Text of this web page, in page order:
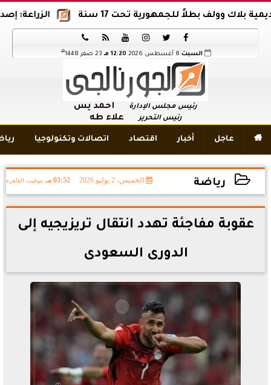
الزراعة: إصدار 12 ألف موافقة وتصريح بالمبيدات خلال 6 شهور بطلاً للجمهورية تحت 17 سنة






السبت 12:20 مـ 23 صفر 1448 هـ
رئيس مجلس الإدارة أحمد يس
رئيس التحرير علاء طه
 عاجل أخبار اقتصاد اتصالات وتكنولوجيا
رياضة الخميس، 2 يوليو 2026 03:52 مـ بتوقيت القاهرة
2026-07-02 15:52:25
عقوبة مفاجئة تهدد انتقال تريزيجيه إلى
الدورى السعودى